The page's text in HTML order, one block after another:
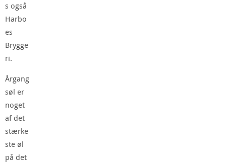
s også
Harbo
es
Brygge
ri.
Årgang
søl er
noget
af det
stærke
ste øl
på det